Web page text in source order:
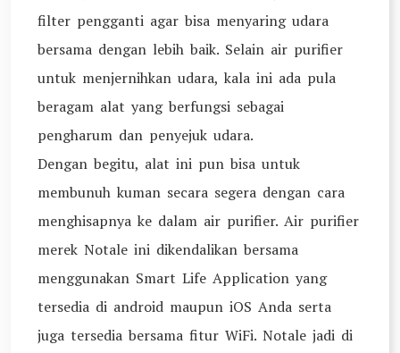
filter pengganti agar bisa menyaring udara
bersama dengan lebih baik. Selain air purifier
untuk menjernihkan udara, kala ini ada pula
beragam alat yang berfungsi sebagai
pengharum dan penyejuk udara.
Dengan begitu, alat ini pun bisa untuk
membunuh kuman secara segera dengan cara
menghisapnya ke dalam air purifier. Air purifier
merek Notale ini dikendalikan bersama
menggunakan Smart Life Application yang
tersedia di android maupun iOS Anda serta
juga tersedia bersama fitur WiFi. Notale jadi di